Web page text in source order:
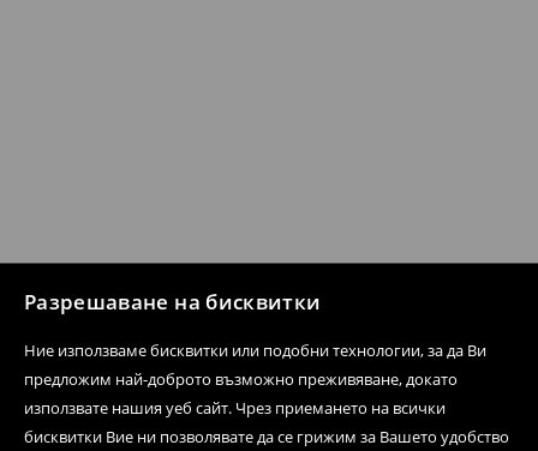
Разрешаване на бисквитки
Ние използваме бисквитки или подобни технологии, за да Ви
предложим най-доброто възможно преживяване, докато
използвате нашия уеб сайт. Чрез приемането на всички
бисквитки Вие ни позволявате да се грижим за Вашето удобство